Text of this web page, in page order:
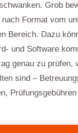
Grob
Format vom
Bereich. Dazu
und Software
genau zu prüfen,
sind –